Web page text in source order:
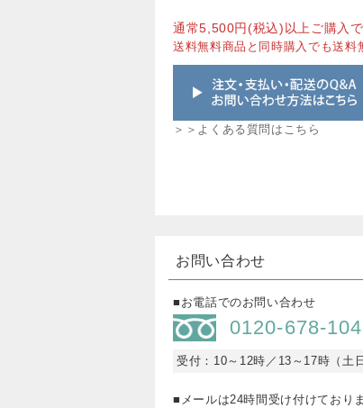
通常5,500円(税込)以上ご購入
送料無料商品と同時購入でも送料
＞＞よくある質問はこちら
お問い合わせ
■お電話でのお問い合わせ
0120-678-104
受付：10～12時／13～17時（土
■メールは24時間受け付けており